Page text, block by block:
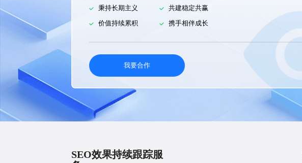
秉持长期主义 共建稳定共赢
价值持续累积 携手相伴成长
我要合作
SEO效果持续跟踪服